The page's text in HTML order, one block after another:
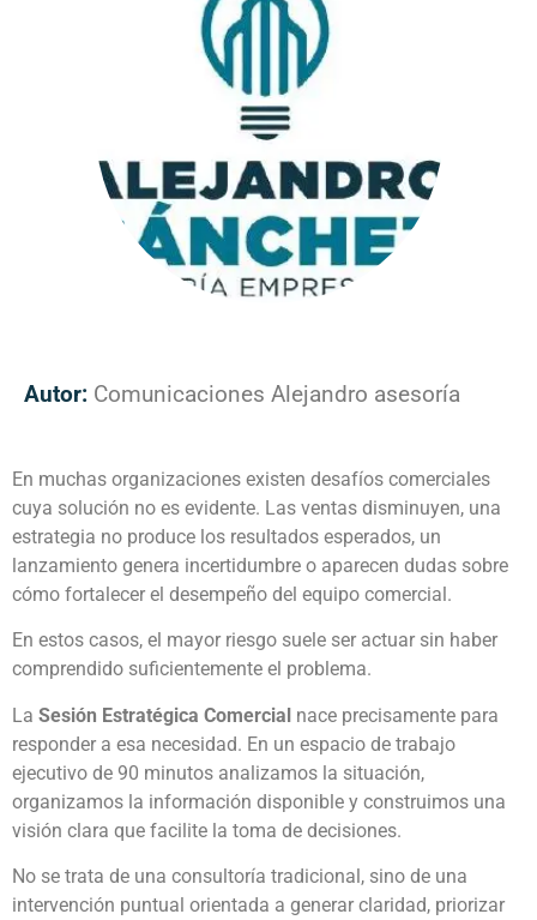
Autor: Comunicaciones Alejandro asesoría
En muchas organizaciones existen desafíos comerciales
cuya solución no es evidente. Las ventas disminuyen, una
estrategia no produce los resultados esperados, un
lanzamiento genera incertidumbre o aparecen dudas sobre
cómo fortalecer el desempeño del equipo comercial.
En estos casos, el mayor riesgo suele ser actuar sin haber
comprendido suficientemente el problema.
La Sesión Estratégica Comercial nace precisamente para
responder a esa necesidad. En un espacio de trabajo
ejecutivo de 90 minutos analizamos la situación,
organizamos la información disponible y construimos una
visión clara que facilite la toma de decisiones.
No se trata de una consultoría tradicional, sino de una
intervención puntual orientada a generar claridad, priorizar